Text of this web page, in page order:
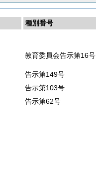
種別番号
教育委員会告示第16号
告示第149号
告示第103号
告示第62号